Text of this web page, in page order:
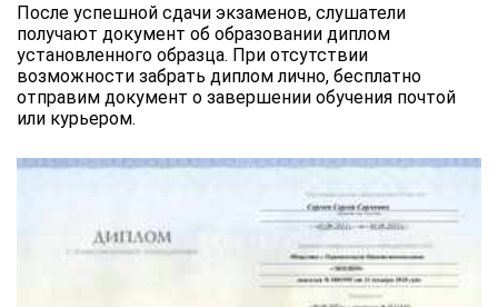
После успешной сдачи экзаменов, слушатели
получают документ об образовании диплом
установленного образца. При отсутствии
возможности забрать диплом лично, бесплатно
отправим документ о завершении обучения почтой
или курьером.